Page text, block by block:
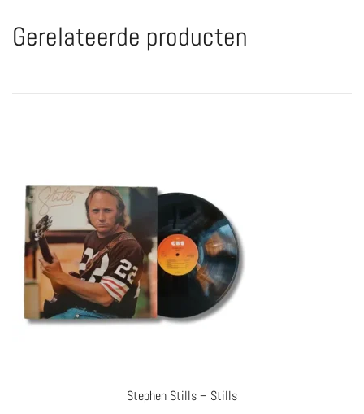
Gerelateerde producten
Stephen Stills – Stills